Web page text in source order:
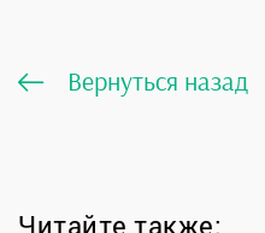
Вернуться назад
Читайте также: